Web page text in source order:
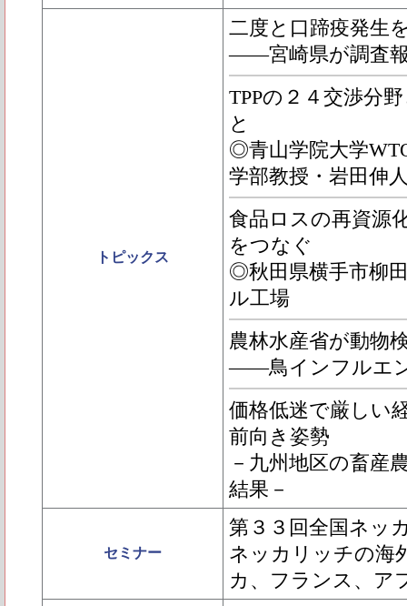
トピックス
二度と口蹄疫発生
――宮崎県が調査
TPPの２４交渉分
と
◎青山学院大学
学部教授・岩田伸
食品ロスの再資源
をつなぐ
◎秋田県横手市柳
ル工場
農林水産省が動物
――鳥インフルエ
価格低迷で厳しい
前向き姿勢
－九州地区の畜産
結果－
セミナー
第３３回全国ネッ
ネッカリッチの
カ、フランス、ア